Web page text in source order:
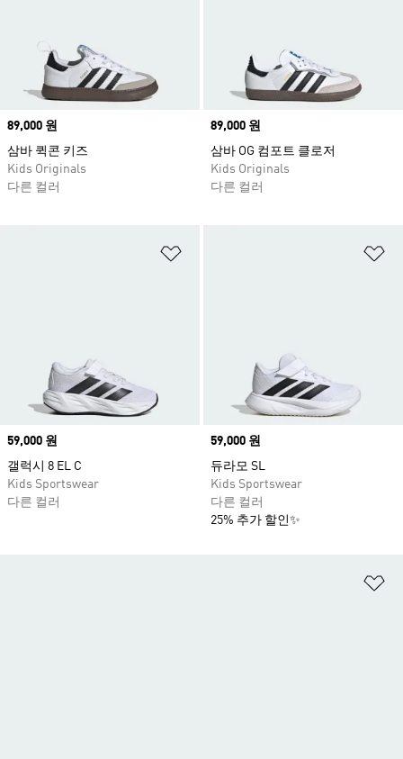
Price
89,000 원
삼바 퀵콘 키즈
Kids Originals
다른 컬러
Price
89,000 원
삼바 OG 컴포트 클로저
Kids Originals
다른 컬러
Price
59,000 원
갤럭시 8 EL C
Kids Sportswear
다른 컬러
Price
59,000 원
듀라모 SL
Kids Sportswear
다른 컬러
25% 추가 할인✨